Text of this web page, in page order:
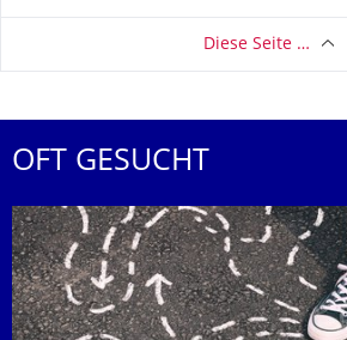
Diese Seite …
OFT GESUCHT